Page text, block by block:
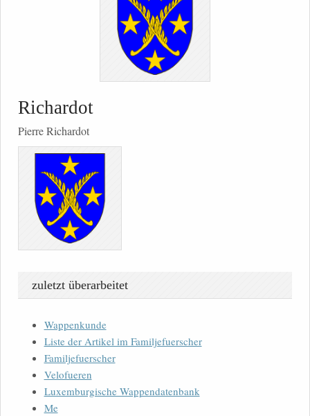
Richardot
Pierre Richardot
zuletzt überarbeitet
Wappenkunde
Liste der Artikel im Familjefuerscher
Familjefuerscher
Velofueren
Luxemburgische Wappendatenbank
Me